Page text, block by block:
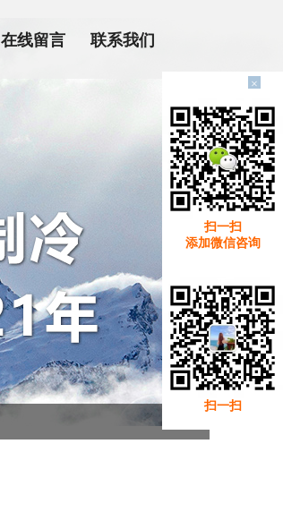
在线留言 联系我们
×
扫一扫
添加微信咨询
扫一扫